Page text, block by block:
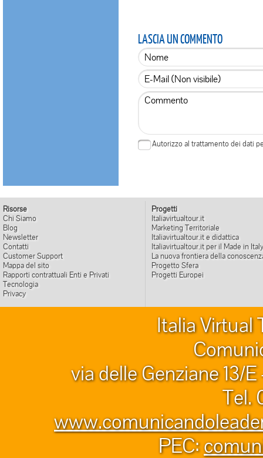
LASCIA UN COMMENTO
Autorizzo al trattamento dei dati
Risorse
Chi Siamo
Blog
Newsletter
Contatti
Customer Support
Mappa del sito
Rapporti contrattuali Enti e Privati
Tecnologia
Privacy
Progetti
Italiavirtualtour.it
Marketing Territoriale
Italiavirtualtour.it e didattica
Italiavirtualtour.it per il Made in Italy
La nuova frontiera della
Progetto Sfera
Progetti Europei
Italia Virtual
via delle Genziane 13/
Tel.
PEC: